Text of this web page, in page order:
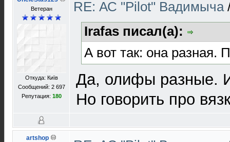
Ветеран
Откуда: Київ
Сообщений: 2 697
Репутация: 180
RE: АС "Pilot" Вадимыча
Irafas писал(а):
А вот так: она разная.
Да, олифы разные.
Но говорить про
artshop